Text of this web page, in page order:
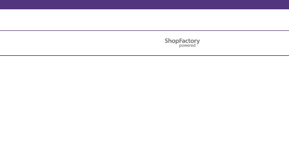
WebShop erstellt mit
ShopFactory Shop